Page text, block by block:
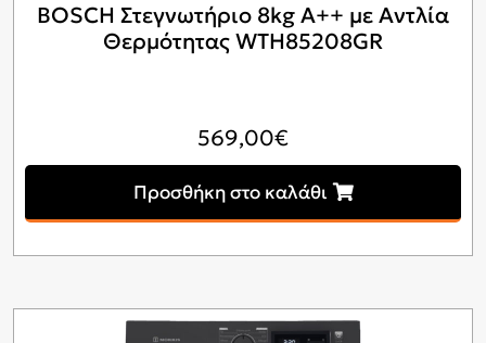
BOSCH Στεγνωτήριο 8kg A++ με Αντλία
Θερμότητας WTH85208GR
569,00€
Προσθήκη στο καλάθι